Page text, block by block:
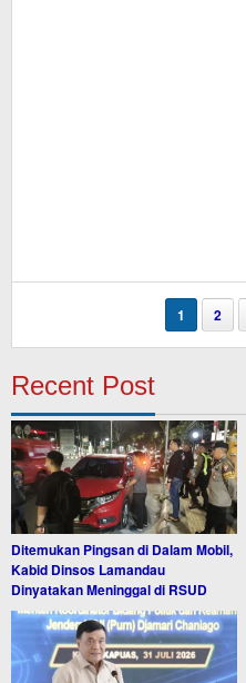
1 2
Recent Post
Ditemukan Pingsan di Dalam Mobil,
Kabid Dinsos Lamandau
Dinyatakan Meninggal di RSUD